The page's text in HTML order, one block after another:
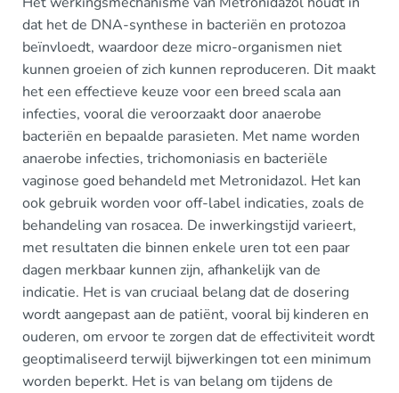
dat het de DNA-synthese in bacteriën en protozoa
beïnvloedt, waardoor deze micro-organismen niet
kunnen groeien of zich kunnen reproduceren. Dit maakt
het een effectieve keuze voor een breed scala aan
infecties, vooral die veroorzaakt door anaerobe
bacteriën en bepaalde parasieten. Met name worden
anaerobe infecties, trichomoniasis en bacteriële
vaginose goed behandeld met Metronidazol. Het kan
ook gebruik worden voor off-label indicaties, zoals de
behandeling van rosacea. De inwerkingstijd varieert,
met resultaten die binnen enkele uren tot een paar
dagen merkbaar kunnen zijn, afhankelijk van de
indicatie. Het is van cruciaal belang dat de dosering
wordt aangepast aan de patiënt, vooral bij kinderen en
ouderen, om ervoor te zorgen dat de effectiviteit wordt
geoptimaliseerd terwijl bijwerkingen tot een minimum
worden beperkt. Het is van belang om tijdens de